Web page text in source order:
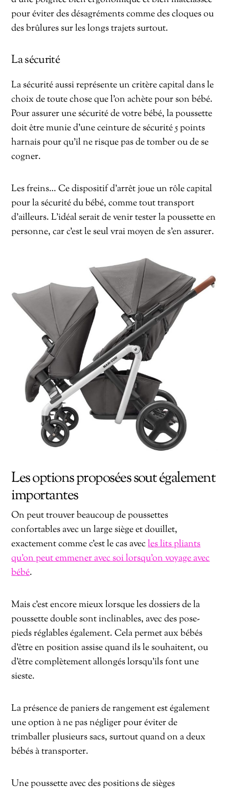
pour éviter des désagréments comme des cloques ou
des brûlures sur les longs trajets surtout.
La sécurité
La sécurité aussi représente un critère capital dans le
choix de toute chose que l’on achète pour son bébé.
Pour assurer une sécurité de votre bébé, la poussette
doit être munie d’une ceinture de sécurité 5 points
harnais pour qu’il ne risque pas de tomber ou de se
cogner.
Les freins… Ce dispositif d’arrêt joue un rôle capital
pour la sécurité du bébé, comme tout transport
d’ailleurs. L’idéal serait de venir tester la poussette en
personne, car c’est le seul vrai moyen de s’en assurer.
Les options proposées sout également
importantes
On peut trouver beaucoup de poussettes
confortables avec un large siège et douillet,
exactement comme c’est le cas avecles lits pliants
qu’on peut emmener avec soi lorsqu’on voyage avec
bébé.
Mais c’est encore mieux lorsque les dossiers de la
poussette double sont inclinables, avec des pose-
pieds réglables également. Cela permet aux bébés
d’être en position assise quand ils le souhaitent, ou
d’être complètement allongés lorsqu’ils font une
sieste.
La présence de paniers de rangement est également
une option à ne pas négliger pour éviter de
trimballer plusieurs sacs, surtout quand on a deux
bébés à transporter.
Une poussette avec des positions de sièges